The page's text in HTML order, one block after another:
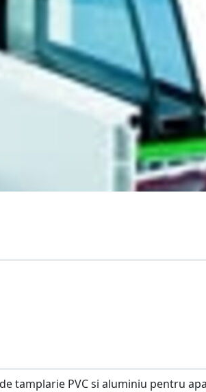
tamplarie PVC si aluminiu pentru